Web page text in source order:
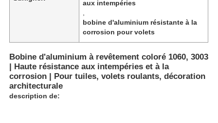
aux intempéries
bobine d'aluminium résistante à la
corrosion pour volets
Bobine d'aluminium à revêtement coloré 1060, 3003
| Haute résistance aux intempéries et à la
corrosion | Pour tuiles, volets roulants, décoration
architecturale
description de: